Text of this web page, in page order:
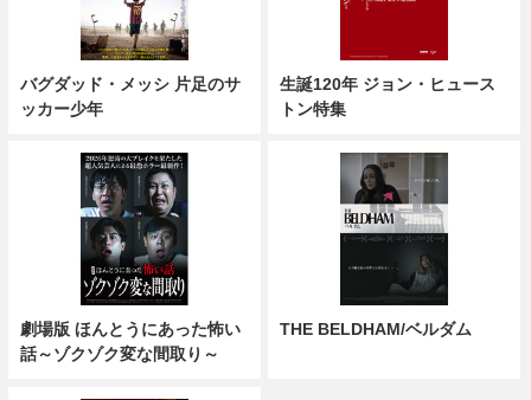
バグダッド・メッシ 片足のサ
ッカー少年
生誕120年 ジョン・ヒュース
トン特集
劇場版 ほんとうにあった怖い
話～ゾクゾク変な間取り～
THE BELDHAM/ベルダム